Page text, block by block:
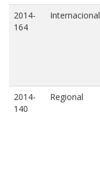
2014-
164
Internacional
2014-
140
Regional